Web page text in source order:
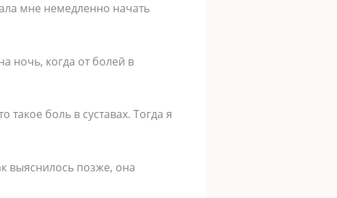
мне немедленно начать
ночь, когда от болей в
боль в суставах. Тогда я
выяснилось позже, она